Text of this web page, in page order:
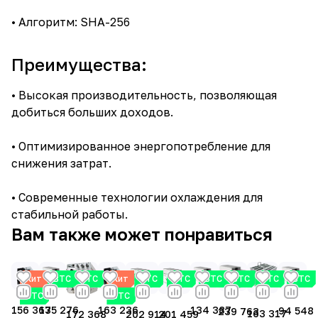
• Алгоритм: SHA-256
Преимущества:
• Высокая производительность, позволяющая
добиться больших доходов.
• Оптимизированное энергопотребление для
снижения затрат.
• Современные технологии охлаждения для
стабильной работы.
Вам также может понравиться
Хит
BTC
156 367
BTC
135 276
BTC
172 368
Хит
BTC
163 236
BTC
202 914
BTC
201 459
BTC
134 387
BTC
239 763
BTC
163 317
BTC
94 548